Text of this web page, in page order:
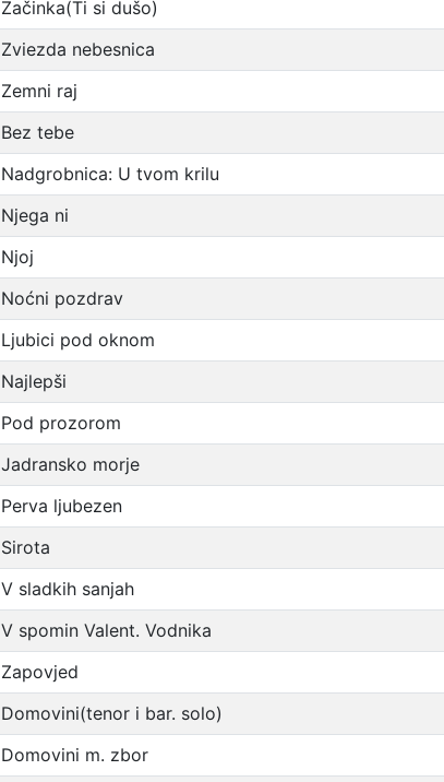
Začinka(Ti si dušo)
Zviezda nebesnica
Zemni raj
Bez tebe
Nadgrobnica: U tvom krilu
Njega ni
Njoj
Noćni pozdrav
Ljubici pod oknom
Najlepši
Pod prozorom
Jadransko morje
Perva ljubezen
Sirota
V sladkih sanjah
V spomin Valent. Vodnika
Zapovjed
Domovini(tenor i bar. solo)
Domovini m. zbor